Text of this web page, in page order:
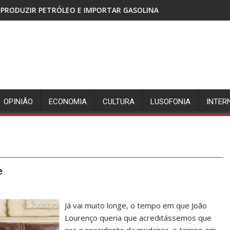
E IMPORTAR GASOLINA CABINDA,
OPINIÃO ECONOMIA CULTURA LUSOFONIA
Já vai muito longe, o tempo em que João
Lourenço queria que acreditássemos que